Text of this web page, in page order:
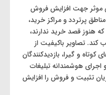
موثر جهت افزایش فروش
پرتردد و مراکز خرید،
هنوز قصد خرید ندارند،
تصاویر باکیفیت از
و گیرا، بازدیدکنندگان
هوشمندانه تبلیغات
تثبیت و فروش را افزایش